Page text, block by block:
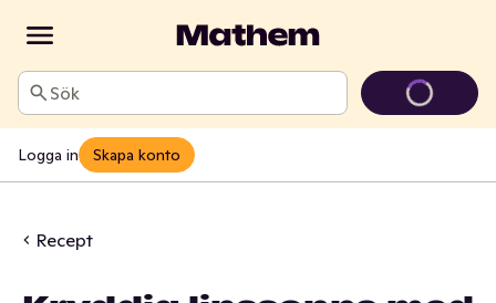
Sök
Logga in Skapa konto
Recept